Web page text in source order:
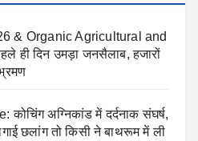
& Organic Agricultural and
ही दिन उमड़ा जनसैलाब, हजारों
अग्निकांड में दर्दनाक संघर्ष,
छलांग तो किसी ने बाथरूम में ली